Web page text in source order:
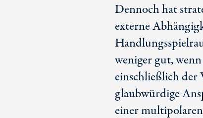
Dennoch hat
externe
weniger gut,
einschließlich der
glaubwürdige
einer